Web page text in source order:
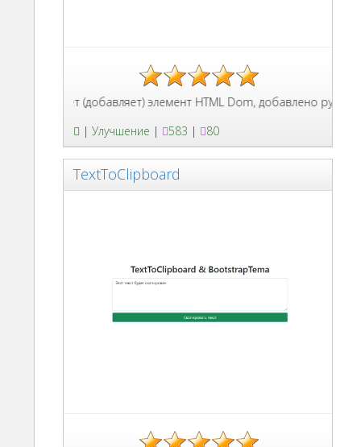
клонирует (добавляет) элемент HTML Dom, добавлено
| Улучшение | 583 | 80
TextToClipboard